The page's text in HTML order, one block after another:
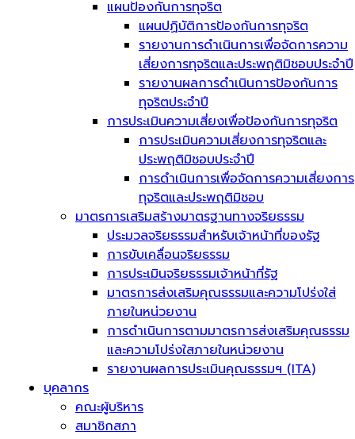
แผนป้องกันการทุจริต
แผนปฏิบัติการป้องกันการทุจริต
รายงานการดำเนินการเพื่อจัดการความ
เสี่ยงการทุจริตและประพฤติมิชอบประจำปี
รายงานผลการดำเนินการป้องกันการ
ทุจริตประจำปี
การประเมินความเสี่ยงเพื่อป้องกันการทุจริต
การประเมินความเสี่ยงการทุจริตและ
ประพฤติมิชอบประจำปี
การดำเนินการเพื่อจัดการความเสี่ยงการ
ทุจริตและประพฤติมิชอบ
มาตรการเสริมสร้างมาตรฐานทางจริยธรรม
ประมวลจริยธรรมสำหรับเจ้าหน้าที่ของรัฐ
การขับเคลื่อนจริยธรรม
การประเมินจริยธรรมเจ้าหน้าที่รัฐ
มาตรการส่งเสริมคุณธรรมและความโปร่งใส่
ภายในหน่วยงาน
การดำเนินการตามมาตรการส่งเสริมคุณธรรม
และความโปร่งใสภายในหน่วยงาน
รายงานผลการประเมินคุณธรรมฯ (ITA)
บุคลากร
คณะผู้บริหาร
สมาชิกสภา